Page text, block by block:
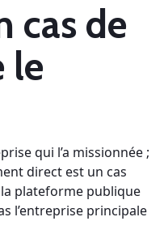
cas de
le
qui l’a missionnée ;
direct est un cas
plateforme publique
l’entreprise principale